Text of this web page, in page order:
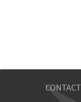
CONTACT